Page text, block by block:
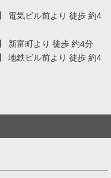
電気ビル前より 徒歩 約4
新富町より 徒歩 約4分
地鉄ビル前より 徒歩 約4